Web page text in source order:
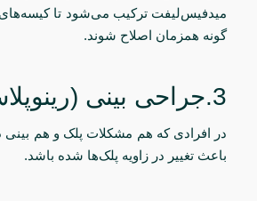
میدفیس‌لیفت ترکیب می‌شود تا
گونه همزمان اصلاح شوند.
3.جراحی بینی (رینوپلاستی)
در افرادی که هم مشکلات پلک و هم بینی
باعث تغییر در زاویه پلک‌ها شده باشد.